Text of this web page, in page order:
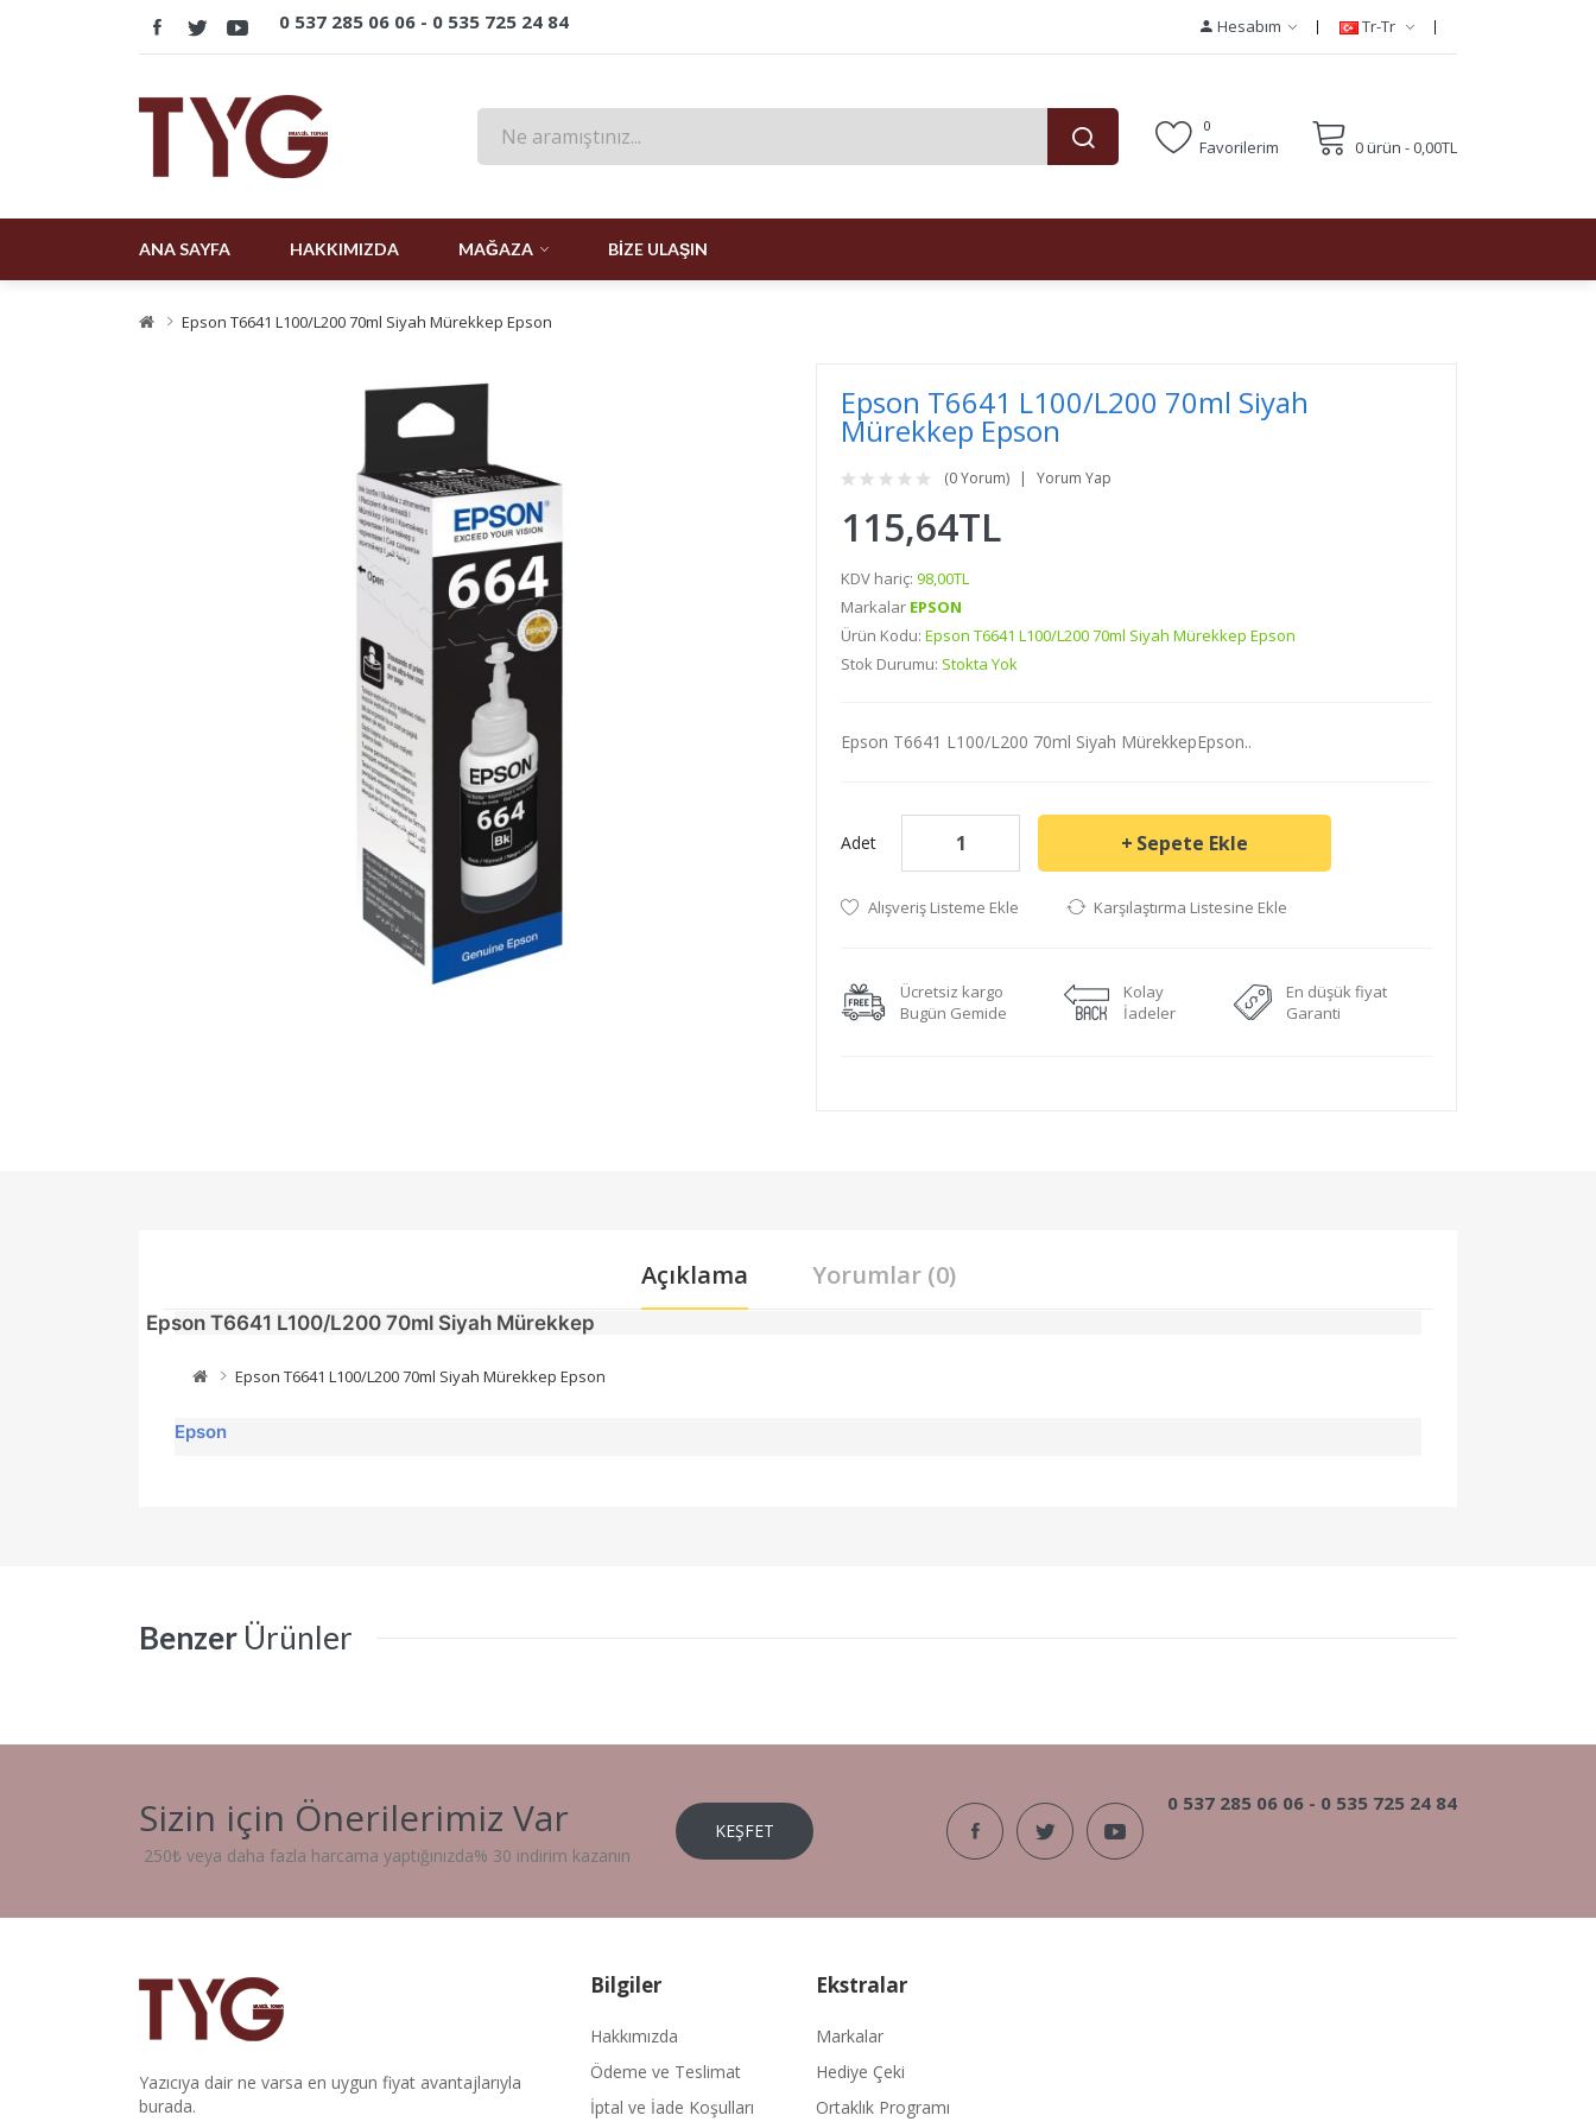
0 537 285 06 06 - 0 535 725 24 84 Hesabım Tr-Tr
Favorilerim
0
0 ürün - 0,00TL
ANA SAYFA HAKKIMIZDA MAĞAZA BIZE ULAŞIN
Epson T6641 L100/L200 70ml Siyah Mürekkep Epson
Epson T6641 L100/L200 70ml Siyah
Mürekkep Epson
(0 Yorum) Yorum Yap
115,64TL
KDV hariç: 98,00TL
Markalar EPSON
Ürün Kodu: Epson T6641 L100/L200 70ml Siyah Mürekkep Epson
Stok Durumu: Stokta Yok
Epson T6641 L100/L200 70ml Siyah MürekkepEpson..
Adet Sepete Ekle
Alışveriş Listeme Ekle Karşılaştırma Listesine Ekle
Ücretsiz kargo
Bugün Gemide
Kolay
İadeler
En düşük fiyat
Garanti
Açıklama Yorumlar (0)
Epson T6641 L100/L200 70ml Siyah Mürekkep
Epson T6641 L100/L200 70ml Siyah Mürekkep Epson
Epson
Benzer Ürünler
Sizin için Önerilerimiz Var
250₺ veya daha fazla harcama yaptığınızda% 30 indirim kazanın
KEŞFET
0 537 285 06 06 - 0 535 725 24 84
Yazıcıya dair ne varsa en uygun fiyat avantajlarıyla
burada.
Bilgiler
Hakkımızda
Ödeme ve Teslimat
İptal ve İade Koşulları
Ekstralar
Markalar
Hediye Çeki
Ortaklık Programı